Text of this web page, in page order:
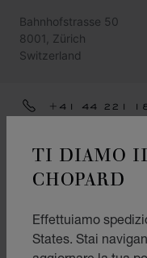
TI DIAMO
CHOPARD
Effettuiamo
States. Stai
Bahnhofstrasse 50
8001, Zürich
Switzerland
+41 44 221
OTTIENI
Orologio